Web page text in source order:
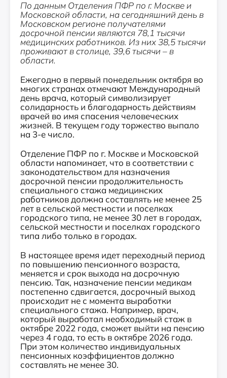
По данным Отделения ПФР по г. Москве и
Московской области, на сегодняшний день в
Московском регионе получателями
досрочной пенсии являются 78,1 тысячи
медицинских работников. Из них 38,5 тысячи
проживают в столице, 39,6 тысячи – в
области.
Ежегодно в первый понедельник октября во
многих странах отмечают Международный
день врача, который символизирует
солидарность и благодарность действиям
врачей во имя спасения человеческих
жизней. В текущем году торжество выпало
на 3-е число.
Отделение ПФР по г. Москве и Московской
области напоминает, что в соответствии с
законодательством для назначения
досрочной пенсии продолжительность
специального стажа медицинских
работников должна составлять не менее 25
лет в сельской местности и поселках
городского типа, не менее 30 лет в городах,
сельской местности и поселках городского
типа либо только в городах.
В настоящее время идет переходный период
по повышению пенсионного возраста,
меняется и срок выхода на досрочную
пенсию. Так, назначение пенсии медикам
постепенно сдвигается, досрочный выход
происходит не с момента выработки
специального стажа. Например, врач,
который выработал необходимый стаж в
октябре 2022 года, сможет выйти на пенсию
через 4 года, то есть в октябре 2026 года.
При этом количество индивидуальных
пенсионных коэффициентов должно
составлять не менее 30.